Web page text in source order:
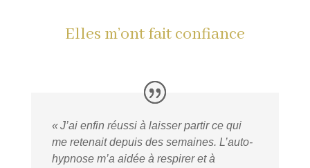
Elles m’ont fait confiance
« J’ai enfin réussi à laisser partir ce qui
me retenait depuis des semaines. L’auto-
hypnose m’a aidée à respirer et à